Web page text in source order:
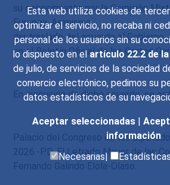
Esta web utiliza cookies de
optimizar el servicio, no recaba ni
personal de los usuarios sin su
lo dispuesto en elartículo 22.2 de
de julio, de servicios de la sociedad
comercio electrónico, pedimos su
datos estadísticos de su
Aceptar seleccionadas |
información
Necesarias|
su conocimiento por la Comisión
Europea. Asimismo,
dar traslado del acuerdo al Gobierno,
en el Boletín Oficial de las Cortes
En ejecución de dicho acuerdo, se
Palacio del Congreso de los
2026.-P.D. El Letrado Mayor de las
Fernando Galindo Elola-Olaso.